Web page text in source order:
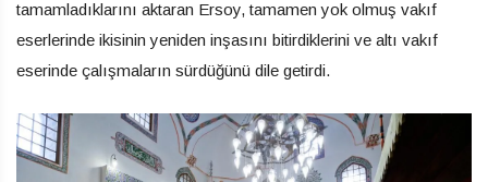
tamamladıklarını aktaran Ersoy, tamamen yok olmuş vakıf
eserlerinde ikisinin yeniden inşasını bitirdiklerini ve altı vakıf
eserinde çalışmaların sürdüğünü dile getirdi.